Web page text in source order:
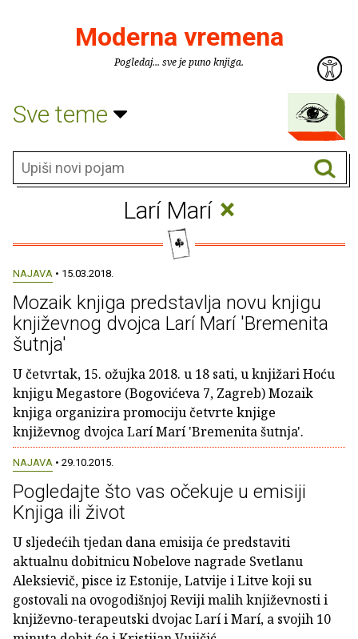
Moderna vremena
Pogledaj... sve je puno knjiga.
Sve teme
Larí Marí ×
NAJAVA • 15.03.2018.
Mozaik knjiga predstavlja novu knjigu
književnog dvojca Larí Marí 'Bremenita
šutnja'
U četvrtak, 15. ožujka 2018. u 18 sati, u knjižari Hoću
knjigu Megastore (Bogovićeva 7, Zagreb) Mozaik
knjiga organizira promociju četvrte knjige
književnog dvojca Larí Marí 'Bremenita šutnja'.
NAJAVA • 29.10.2015.
Pogledajte što vas očekuje u emisiji
Knjiga ili život
U sljedećih tjedan dana emisija će predstaviti
aktualnu dobitnicu Nobelove nagrade Svetlanu
Aleksievič, pisce iz Estonije, Latvije i Litve koji su
gostovali na ovogodišnjoj Reviji malih književnosti i
književno-terapeutski dvojac Larí i Marí, a svojih 10